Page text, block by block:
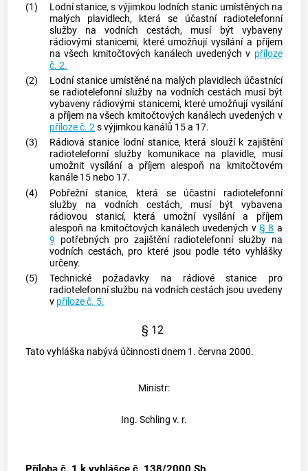
(1)
Lodní stanice, s výjimkou lodních stanic umístěných na
malých plavidlech, která se účastní radiotelefonní
služby na vodních cestách, musí být vybaveny
rádiovými stanicemi, které umožňují vysílání a příjem
na všech kmitočtových kanálech uvedených v příloze
č. 2.
(2)
Lodní stanice umístěné na malých plavidlech účastnící
se radiotelefonní služby na vodních cestách musí být
vybaveny rádiovými stanicemi, které umožňují vysílání
a příjem na všech kmitočtových kanálech uvedených v
příloze č. 2s výjimkou kanálů 15 a 17.
(3)
Rádiová stanice lodní stanice, která slouží k zajištění
radiotelefonní služby komunikace na plavidle, musí
umožnit vysílání a příjem alespoň na kmitočtovém
kanále 15 nebo 17.
(4)
Pobřežní stanice, která se účastní radiotelefonní
služby na vodních cestách, musí být vybavena
rádiovou stanicí, která umožní vysílání a příjem
alespoň na kmitočtových kanálech uvedených v§ 8 a
9 potřebných pro zajištění radiotelefonní služby na
vodních cestách, pro které jsou podle této vyhlášky
určeny.
(5)
Technické požadavky na rádiové stanice pro
radiotelefonní službu na vodních cestách jsou uvedeny
v příloze č. 5.
§ 12
Tato vyhláška nabývá účinnosti dnem 1. června 2000.
Ministr:
Ing. Schling v. r.